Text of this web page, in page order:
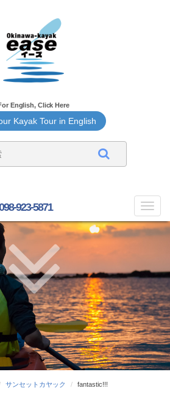
English, Click Here
Kayak Tour in English
923-5871
サンセットカヤック fantastic!!!